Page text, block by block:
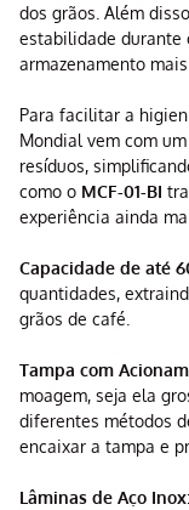
dos grãos. Além
estabilidade durante
armazenamento
Para facilitar a
Mondial vem com
resíduos,
como o MCF-01-BI
experiência ainda
Capacidade de até
quantidades,
grãos de café.
Tampa com
moagem, seja ela
diferentes métodos
encaixar a tampa e
Lâminas de Aço Inox